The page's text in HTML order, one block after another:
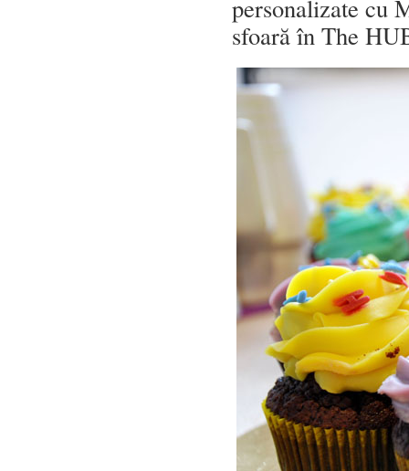
personalizate cu
sfoară în The